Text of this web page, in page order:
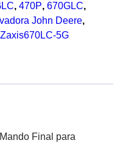
, 470P, 670GLC,
John Deere,
Zaxis670LC-5G
Final para